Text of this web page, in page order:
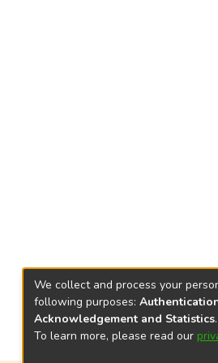
We collect and process your
following purposes:
Acknowledgement and Statistics.
To learn more, please read our